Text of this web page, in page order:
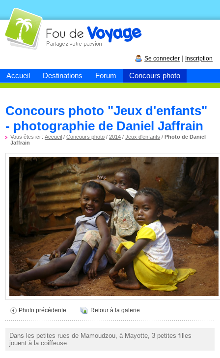
Accueil Destinations Forum Concours photo
Fou devoyage
Se connecter Inscription
Concours photo "Jeux d'enfants"
- photographie de Daniel Jaffrain
Vous êtes ici :Accueil /Concours photo /2014 /Jeux d'enfants /Photo de Daniel
Jaffrain
Photo précédente Retour à la galerie
Dans les petites rues de Mamoudzou, à Mayotte, 3 petites filles
jouent à la coiffeuse.